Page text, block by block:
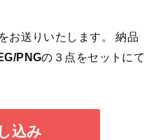
お送りいたします。 納品
PNGの３点をセットにて
込み